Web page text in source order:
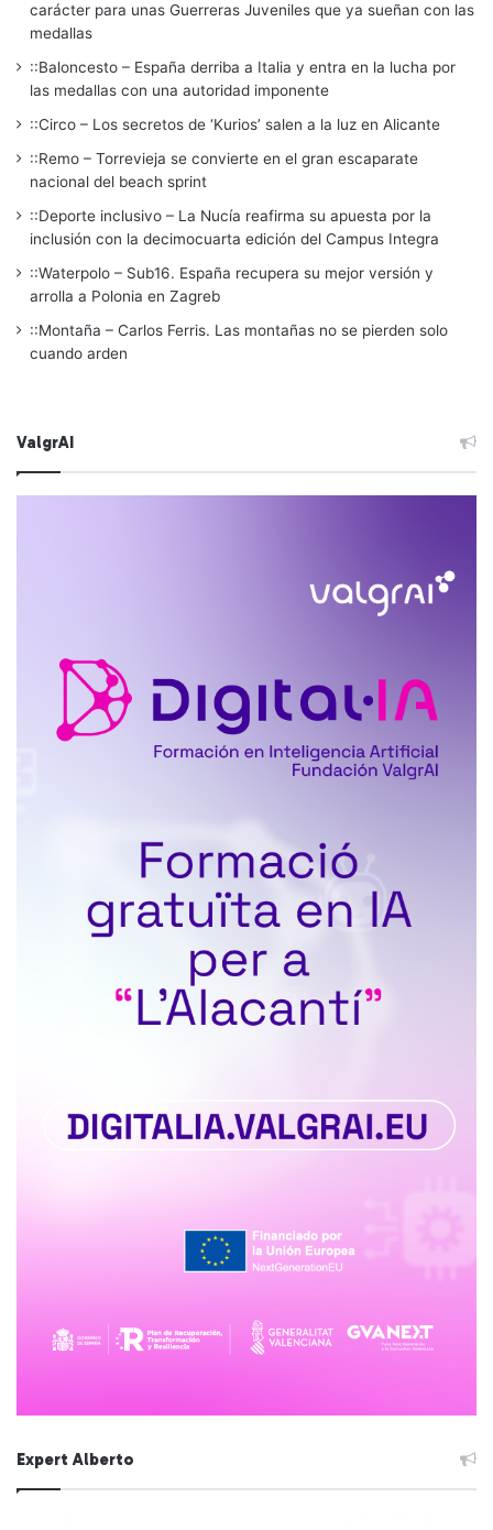
carácter para unas Guerreras Juveniles que ya sueñan con las
medallas
::Baloncesto – España derriba a Italia y entra en la lucha por
las medallas con una autoridad imponente
::Circo – Los secretos de ‘Kurios’ salen a la luz en Alicante
::Remo – Torrevieja se convierte en el gran escaparate
nacional del beach sprint
::Deporte inclusivo – La Nucía reafirma su apuesta por la
inclusión con la decimocuarta edición del Campus Integra
::Waterpolo – Sub16. España recupera su mejor versión y
arrolla a Polonia en Zagreb
::Montaña – Carlos Ferris. Las montañas no se pierden solo
cuando arden
ValgrAI
Expert Alberto